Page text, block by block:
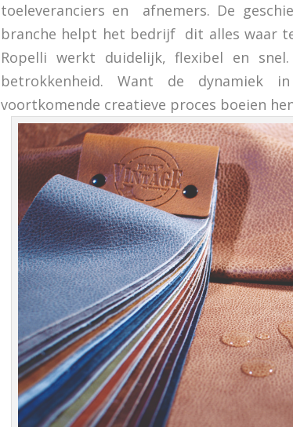
toeleveranciers en afnemers. De
branche helpt het bedrijf dit alles waar
Ropelli werkt duidelijk, flexibel en
betrokkenheid. Want de
voortkomende creatieve proces boeien